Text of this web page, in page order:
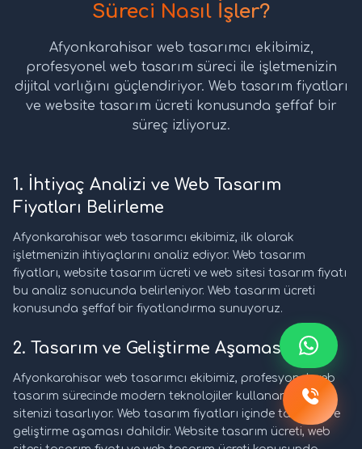
Süreci Nasıl İşler?
Afyonkarahisar web tasarımcı ekibimiz,
profesyonel web tasarım süreci ile işletmenizin
dijital varlığını güçlendiriyor. Web tasarım fiyatları
ve website tasarım ücreti konusunda şeffaf bir
süreç izliyoruz.
1. İhtiyaç Analizi ve Web Tasarım
Fiyatları Belirleme
Afyonkarahisar web tasarımcı ekibimiz, ilk olarak
işletmenizin ihtiyaçlarını analiz ediyor. Web tasarım
fiyatları, website tasarım ücreti ve web sitesi tasarım fiyatı
bu analiz sonucunda belirleniyor. Web tasarım ücreti
konusunda şeffaf bir fiyatlandırma sunuyoruz.
2. Tasarım ve Geliştirme Aşaması
Afyonkarahisar web tasarımcı ekibimiz, profesyonel web
tasarım sürecinde modern teknolojiler kullanarak web
sitenizi tasarlıyor. Web tasarım fiyatları içinde tasarım ve
geliştirme aşaması dahildir. Website tasarım ücreti, web